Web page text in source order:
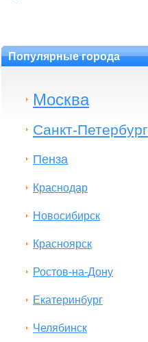
Популярные города
Москва
Санкт-Петербург
Пенза
Краснодар
Новосибирск
Красноярск
Ростов-на-Дону
Екатеринбург
Челябинск